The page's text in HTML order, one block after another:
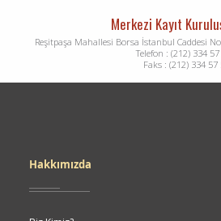
Merkezi Kayıt
Reşitpaşa Mahallesi Borsa İstanbul Caddesi
Telefon : (212) 334
Faks : (212) 334 57
Hakkımızda